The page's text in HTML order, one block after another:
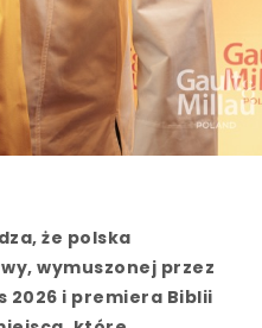
że polska
wymuszonej przez
2026 i premiera Biblii